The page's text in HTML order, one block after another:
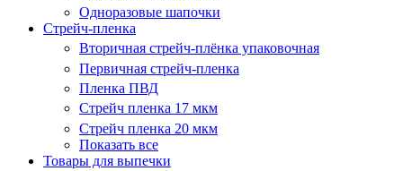
Одноразовые шапочки
Стрейч-пленка
Вторичная стрейч-плёнка упаковочная
Первичная стрейч-пленка
Пленка ПВД
Стрейч пленка 17 мкм
Стрейч пленка 20 мкм
Показать все
Товары для выпечки